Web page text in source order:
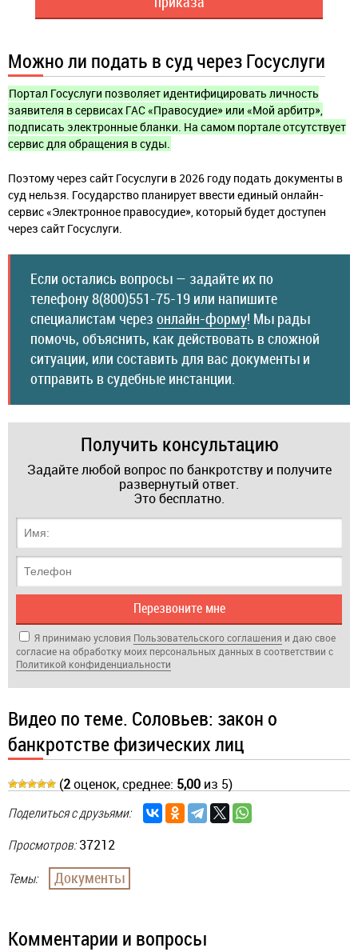
Можно ли подать в суд через Госуслуги
Портал Госуслуги позволяет идентифицировать личность
заявителя в сервисах ГАС «Правосудие» или «Мой арбитр»,
подписать электронные бланки. На самом портале отсутствует
сервис для обращения в суды.
Поэтому через сайт Госуслуги в 2026 году подать документы в
суд нельзя. Государство планирует ввести единый онлайн-
сервис «Электронное правосудие», который будет доступен
через сайт Госуслуги.
Если остались вопросы — задайте их по
телефону 8(800)551-75-19 или напишите
специалистам через онлайн-форму! Мы рады
помочь, объяснить, как действовать в сложной
ситуации, или составить для вас документы и
отправить в судебные инстанции.
Получить консультацию
Задайте любой вопрос по банкротству и получите
развернутый ответ.
Это бесплатно.
Я принимаю условия Пользовательского соглашения и даю свое
согласие на обработку моих персональных данных в соответствии с
Политикой кон­фи­ден­циа­ль­нос­ти
Видео по теме. Соловьев: закон о
банкротстве физических лиц
(2оценок, среднее: 5,00 из 5)
Поделиться с друзьями:
Просмотров:37212
Темы:
Документы
Комментарии и вопросы